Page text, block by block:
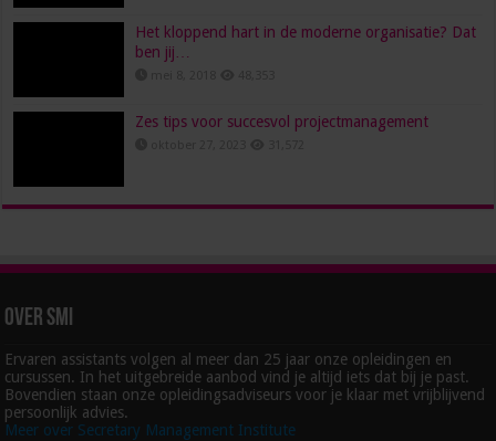
Het kloppend hart in de moderne organisatie? Dat
ben jij…
Zes tips voor succesvol projectmanagement
Over SMI
Ervaren assistants volgen al meer dan 25 jaar onze opleidingen en
cursussen. In het uitgebreide aanbod vind je altijd iets dat bij je past.
Bovendien staan onze opleidingsadviseurs voor je klaar met vrijblijvend
persoonlijk advies.
Meer over Secretary Management Institute